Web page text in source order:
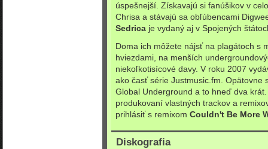
úspešnejší. Získavajú si fanúšikov v
Chrisa a stávajú sa obľúbencami
Sedrica je vydaný aj v Spojených
Doma ich môžete nájsť na plagátoch s
hviezdami, na menších
niekoľkotisícové davy. V roku 2007
ako časť série Justmusic.fm. Opätovne
Global Underground a to hneď dva
produkovaní vlastných trackov a
prihlásiť s remixom Couldn't Be More
Diskografia